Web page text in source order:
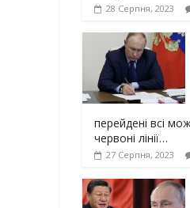
28 Серпня, 2023
перейдені всі
червоні лінії…
27 Серпня, 2023